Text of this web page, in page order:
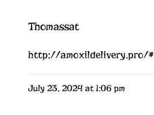
Thomassat
http://amoxildelivery.pro/#
July 23, 2024 at 1:06 pm